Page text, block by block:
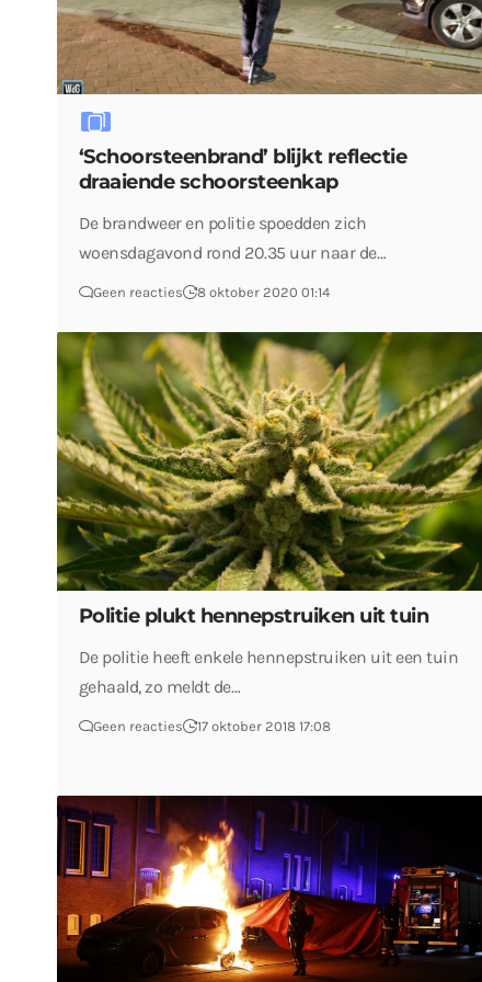
‘Schoorsteenbrand’ blijkt reflectie
draaiende schoorsteenkap
De brandweer en politie spoedden zich
woensdagavond rond 20.35 uur naar de…
Geen reacties 8 oktober 2020 01:14
Politie plukt hennepstruiken uit tuin
De politie heeft enkele hennepstruiken uit een tuin
gehaald, zo meldt de…
Geen reacties 17 oktober 2018 17:08